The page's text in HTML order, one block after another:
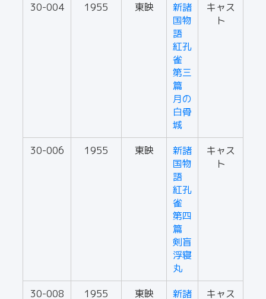
30-004 1955 東映
新諸
国物
語
紅孔
雀
第三
篇
月の
白骨
城
キャス
ト
30-006 1955 東映
新諸
国物
語
紅孔
雀
第四
篇
剣盲
浮寝
丸
キャス
ト
30-008 1955 東映
新諸
キャス